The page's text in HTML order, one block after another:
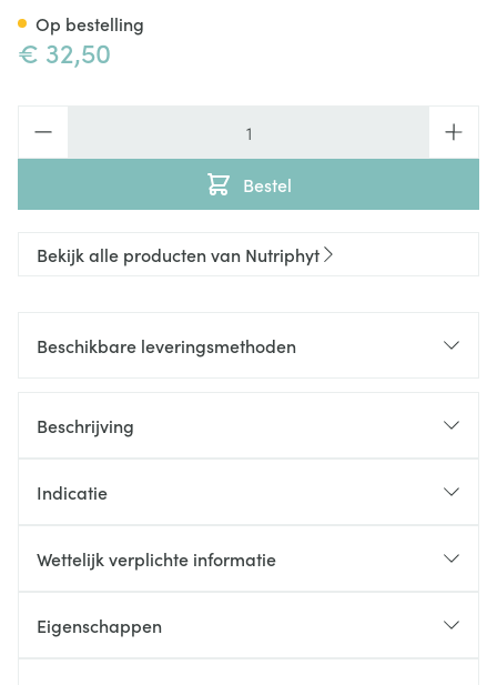
€ 32,50
Bestel
Op bestelling
Bekijk alle producten van Nutriphyt
Beschikbare leveringsmethoden
Beschrijving
Indicatie
Wettelijk verplichte informatie
Eigenschappen